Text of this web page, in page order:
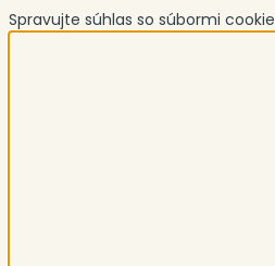
Spravujte súhlas so súbormi cookie